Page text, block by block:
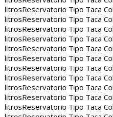
litrosReservatorio Tipo Taca
litrosReservatorio Tipo Taca
litrosReservatorio Tipo Taca
litrosReservatorio Tipo Taca
litrosReservatorio Tipo Taca
litrosReservatorio Tipo Taca
litrosReservatorio Tipo Taca
litrosReservatorio Tipo Taca
litrosReservatorio Tipo Taca
litrosReservatorio Tipo Taca
litrosReservatorio Tipo Taca